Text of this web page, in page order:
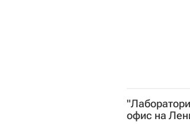
офис на